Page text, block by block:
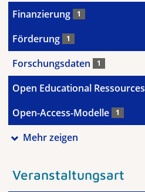
Finanzierung 1
Förderung 1
Forschungsdaten 1
Open Educational Ressources
Open-Access-Modelle 1
Mehr zeigen
Veranstaltungsart